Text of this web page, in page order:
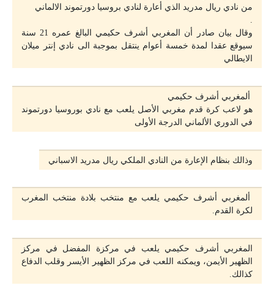
من نادي ريال مدريد الذي أعارة لنادي بروسيا دورتموند الالماني
وقال بيان صادر أن المغربي أشرف حكيمي البالغ عمره 21 سنة
سيوقع عقدا لمدة خمسة أعوام ينتقل بموجبة الى نادي إنتر ميلان
الايطالي
ألمغربي أشرف حكيمي
هو لاعب كرة قدم مغربي الأصل يلعب مع نادي بوروسيا دورتموند
في الدوري الألماني الدرجة الأولى
وذالك بنظام الإعارة من النادي الملكي ريال مدريد الاسباني
ألمغربي أشرف حكيمي يلعب مع منتخب بلادة منتخب المغرب
لكرة القدم.
المغربي أشرف حكيمي يلعب في مركزة المفضل في مركز
الظهير الأيمن، ويمكنه اللعب في مركز الظهير الأيسر وقلب الدفاع
كذالك.